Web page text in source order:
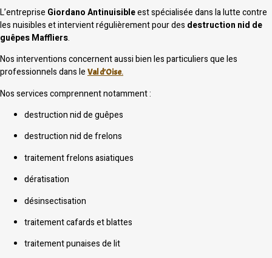
L’entreprise Giordano Antinuisibleest spécialisée dans la lutte contre
les nuisibles et intervient régulièrement pour des destruction nid de
guêpes Maffliers.
Nos interventions concernent aussi bien les particuliers que les
professionnels dans le Val d’Oise.
Nos services comprennent notamment :
destruction nid de guêpes
destruction nid de frelons
traitement frelons asiatiques
dératisation
désinsectisation
traitement cafards et blattes
traitement punaises de lit